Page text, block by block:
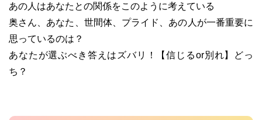
あの人はあなたとの関係をこのように考えている
奥さん、あなた、世間体、プライド、あの人が一番重要に
思っているのは？
あなたが選ぶべき答えはズバリ！【信じるor別れ】どっ
ち？